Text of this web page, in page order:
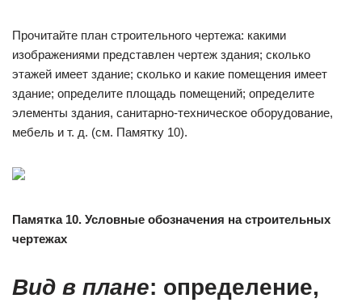
Прочитайте план строительного чертежа: какими
изображениями представлен чертеж здания; сколько
этажей имеет здание; сколько и какие помещения имеет
здание; определите площадь помещений; определите
элементы здания, санитарно-техническое оборудование,
мебель и т. д. (см. Памятку 10).
Памятка 10. Условные обозначения на строительных
чертежах
Вид в плане: определение,